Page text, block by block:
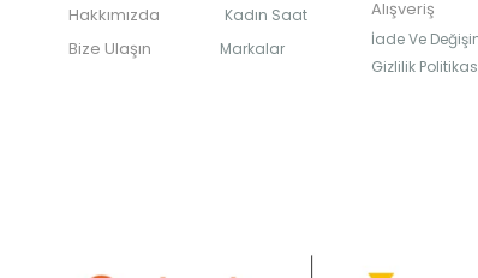
Hakkımızda Kadın Saat
Bize Ulaşın Markalar
Alışveriş
İade Ve
Gizlilik